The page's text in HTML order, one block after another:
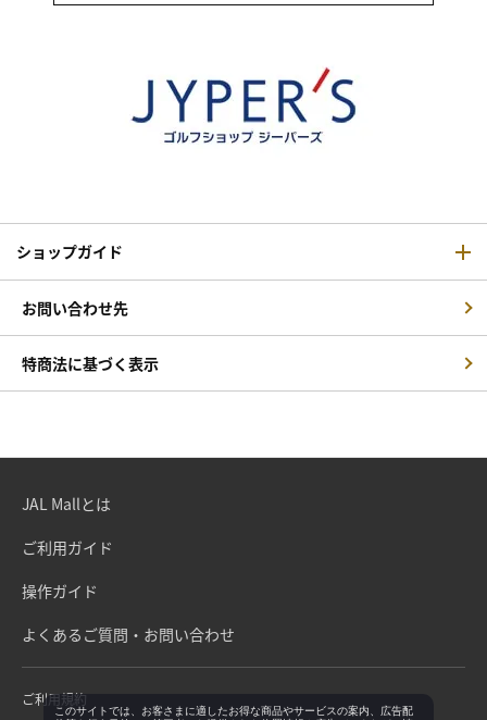
ショップガイド
お問い合わせ先
特商法に基づく表示
JAL Mallとは
ご利用ガイド
操作ガイド
よくあるご質問・お問い合わせ
ご利用規約
このサイトでは、お客さまに適したお得な商品やサービスの案内、広告配